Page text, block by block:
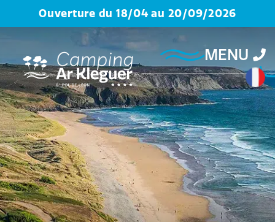
Ouverture du 18/04 au 20/09/2026
MENU